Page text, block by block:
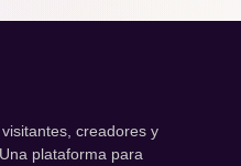
creadores y
plataforma para